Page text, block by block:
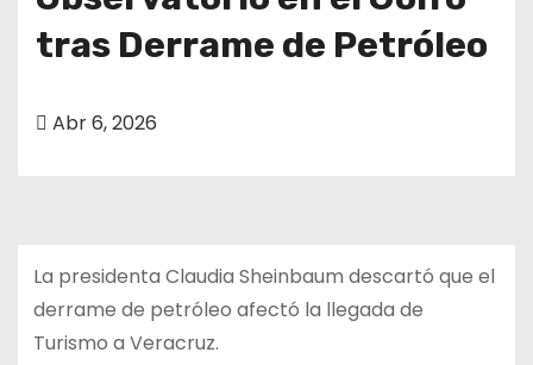
tras Derrame de Petróleo
Abr 6, 2026
La presidenta Claudia Sheinbaum descartó que el
derrame de petróleo afectó la llegada de
Turismo a Veracruz.